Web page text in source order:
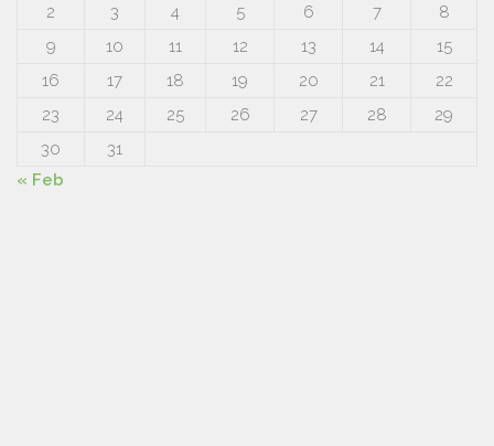
2
3 4 5 6 7
8
9
10 11 12 13 14
15
16
17 18 19 20 21
22
23
24 25 26 27 28
29
30
31
« Feb